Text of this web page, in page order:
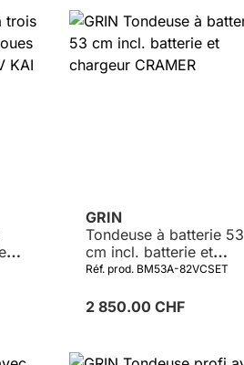
Détails
GRIN
Tondeuse à batterie 53
cm incl. batterie et
chargeur CRAMER
Réf. prod. BM53A-82VCSET
2 850.00 CHF